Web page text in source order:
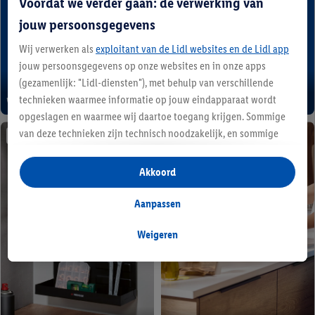
Weekenddeals Genieten op z’n Italiaans
vanaf WO 05/08 vanaf WO 05/08
jouw persoonsgegevens
Wij verwerken als exploitant van de Lidl websites en de Lidl app
jouw persoonsgegevens op onze websites en in onze apps
(gezamenlijk: "Lidl-diensten"), met behulp van verschillende
technieken waarmee informatie op jouw eindapparaat wordt
opgeslagen en waarmee wij daartoe toegang krijgen. Sommige
van deze technieken zijn technisch noodzakelijk, en sommige
opslaan van voorkeursinstellingen, het verzamelen en
analyseren van statistieken of voor het tonen van
gepersonaliseerde reclame binnen en buiten de Lidl-diensten.
gegevens over jouw aankoopgedrag in de winkel ook voor de
Als je hier toestemming geeft aan ons voor het personaliseren
van reclame en als je vervolgens een Lidl Plus-account
aanmaakt of inlogt op jouw bestaande Lidl Plus-account, dan
Weigeren
Aanpassen
Akkoord